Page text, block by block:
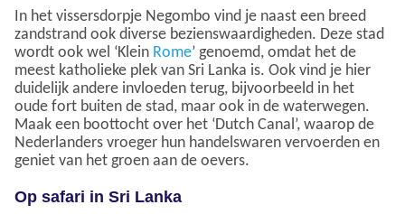
In het vissersdorpje Negombo vind je naast een breed
zandstrand ook diverse bezienswaardigheden. Deze stad
wordt ook wel ‘Klein Rome’ genoemd, omdat het de
meest katholieke plek van Sri Lanka is. Ook vind je hier
duidelijk andere invloeden terug, bijvoorbeeld in het
oude fort buiten de stad, maar ook in de waterwegen.
Maak een boottocht over het ‘Dutch Canal’, waarop de
Nederlanders vroeger hun handelswaren vervoerden en
geniet van het groen aan de oevers.
Op safari in Sri Lanka